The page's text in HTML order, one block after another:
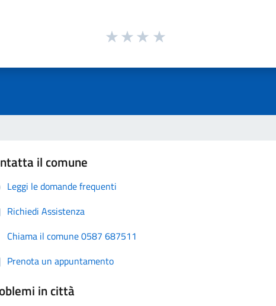
il comune
Leggi le domande frequenti
Richiedi Assistenza
Chiama il comune 0587 687511
Prenota un appuntamento
in città